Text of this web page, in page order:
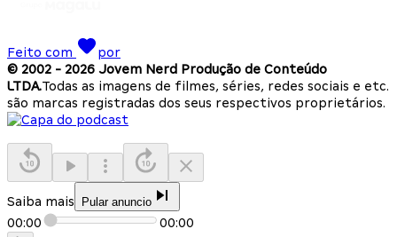
Feito com
por
© 2002 - 2026 Jovem Nerd Produção de Conteúdo
LTDA.Todas as imagens de filmes, séries, redes sociais e etc.
são marcas registradas dos seus respectivos proprietários.
Saiba mais Pular anuncio
00:00 00:00